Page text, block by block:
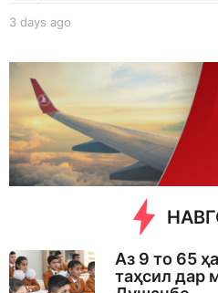
3 days ago
g
o
Аз 9 то 65
таҳсил дар